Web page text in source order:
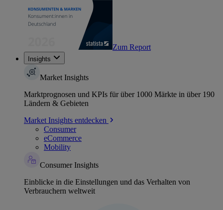
Zum Report
Insights
Market Insights
Marktprognosen und KPIs für über 1000 Märkte in über 190
Ländern & Gebieten
Market Insights entdecken
Consumer
eCommerce
Mobility
Consumer Insights
Einblicke in die Einstellungen und das Verhalten von
Verbrauchern weltweit